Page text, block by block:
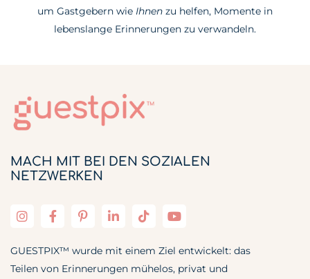
um Gastgebern wie Ihnen zu helfen, Momente in
lebenslange Erinnerungen zu verwandeln.
MACH MIT BEI DEN SOZIALEN
NETZWERKEN
GUESTPIX™ wurde mit einem Ziel entwickelt: das
Teilen von Erinnerungen mühelos, privat und